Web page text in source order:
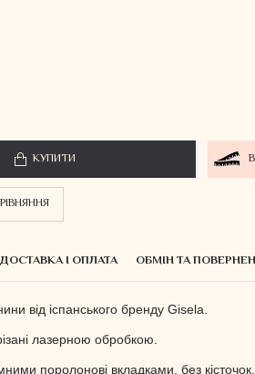
КУПИТИ
ДОСТАВКА І ОПЛАТА ОБМІН ТА
від іспанського бренду Gisela.
лазерною обробкою.
поролонові вкладками, без кісточок.